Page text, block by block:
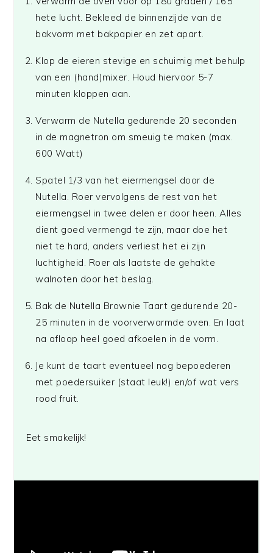
hete lucht. Bekleed de binnenzijde van de
bakvorm met bakpapier en zet apart.
Klop de eieren stevige en schuimig met behulp
van een (hand)mixer. Houd hiervoor 5-7
minuten kloppen aan.
Verwarm de Nutella gedurende 20 seconden
in de magnetron om smeuig te maken (max.
600 Watt)
Spatel 1/3 van het eiermengsel door de
Nutella. Roer vervolgens de rest van het
eiermengsel in twee delen er door heen. Alles
dient goed vermengd te zijn, maar doe het
niet te hard, anders verliest het ei zijn
luchtigheid. Roer als laatste de gehakte
walnoten door het beslag.
Bak de Nutella Brownie Taart gedurende 20-
25 minuten in de voorverwarmde oven. En laat
na afloop heel goed afkoelen in de vorm.
Je kunt de taart eventueel nog bepoederen
met poedersuiker (staat leuk!) en/of wat vers
rood fruit.
Eet smakelijk!